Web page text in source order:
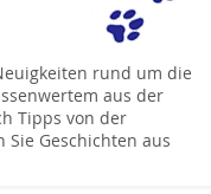
rund um die
aus der
Tipps von der
Geschichten aus